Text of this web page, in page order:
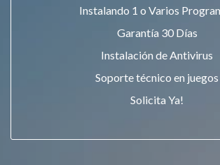
Instalando 1 o Varios
Garantía 30 Días
Instalación de Antivirus
Soporte técnico en juegos
Solicita Ya!